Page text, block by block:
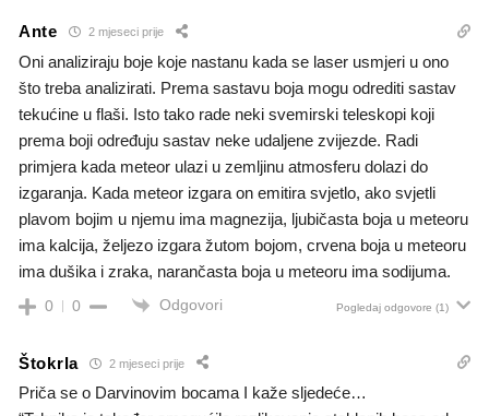
Ante 2 mjeseci prije
Oni analiziraju boje koje nastanu kada se laser usmjeri u ono
što treba analizirati. Prema sastavu boja mogu odrediti sastav
tekućine u flaši. Isto tako rade neki svemirski teleskopi koji
prema boji određuju sastav neke udaljene zvijezde. Radi
primjera kada meteor ulazi u zemljinu atmosferu dolazi do
izgaranja. Kada meteor izgara on emitira svjetlo, ako svjetli
plavom bojim u njemu ima magnezija, ljubičasta boja u meteoru
ima kalcija, željezo izgara žutom bojom, crvena boja u meteoru
ima dušika i zraka, narančasta boja u meteoru ima sodijuma.
0 0 Odgovori Pogledaj odgovore (1)
Štokrla 2 mjeseci prije
Priča se o Darvinovim bocama I kaže sljedeće…